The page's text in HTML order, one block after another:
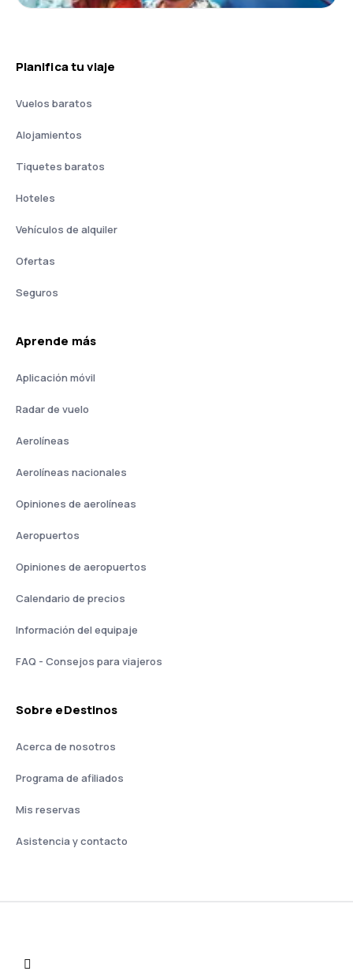
Planifica tu viaje
Vuelos baratos
Alojamientos
Tiquetes baratos
Hoteles
Vehículos de alquiler
Ofertas
Seguros
Aprende más
Aplicación móvil
Radar de vuelo
Aerolíneas
Aerolíneas nacionales
Opiniones de aerolíneas
Aeropuertos
Opiniones de aeropuertos
Calendario de precios
Información del equipaje
FAQ - Consejos para viajeros
Sobre eDestinos
Acerca de nosotros
Programa de afiliados
Mis reservas
Asistencia y contacto